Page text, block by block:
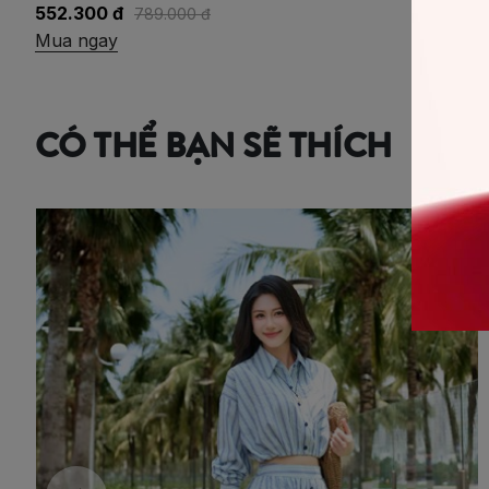
552.300 đ 789.000 đ
Mua ngay
CÓ THỂ BẠN SẼ THÍCH
-20%